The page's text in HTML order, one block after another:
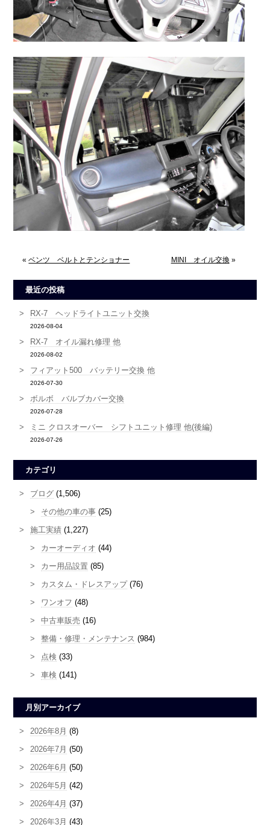
«ベンツ ベルトとテンショナー MINI オイル交換»
最近の投稿
RX-7 ヘッドライトユニット交換
2026-08-04
RX-7 オイル漏れ修理 他
2026-08-02
フィアット500 バッテリー交換 他
2026-07-30
ボルボ バルブカバー交換
2026-07-28
ミニ クロスオーバー シフトユニット修理 他(後編)
2026-07-26
カテゴリ
ブログ (1,506)
その他の車の事 (25)
施工実績 (1,227)
カーオーディオ (44)
カー用品設置 (85)
カスタム・ドレスアップ(76)
ワンオフ (48)
中古車販売 (16)
整備・修理・メンテナンス (984)
点検 (33)
車検 (141)
月別アーカイブ
2026年8月 (8)
2026年7月 (50)
2026年6月 (50)
2026年5月 (42)
2026年4月 (37)
2026年3月 (43)